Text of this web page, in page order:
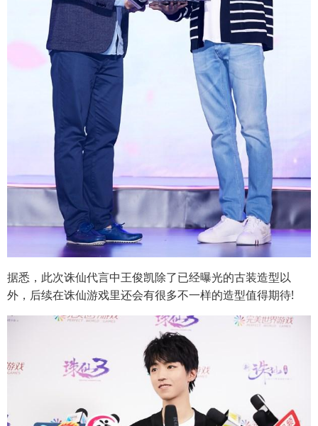
据悉，此次诛仙代言中王俊凯除了已经曝光的古装造型以
外，后续在诛仙游戏里还会有很多不一样的造型值得期待!